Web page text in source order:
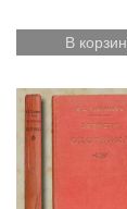
В